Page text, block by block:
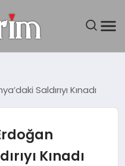
Saldırıyı Kınadı
Kınadı